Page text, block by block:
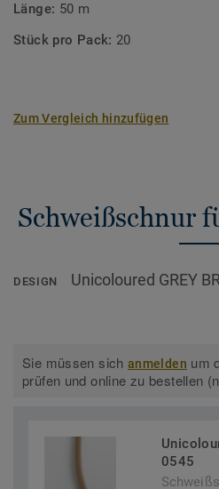
Länge: 50 m
Stück pro Pack: 20
Zum Vergleich hinzufügen
Schweißschnur
DESIGN Unicoloured GREY
Sie müssen sichanmelden um
prüfen und online zu bestellen
0545